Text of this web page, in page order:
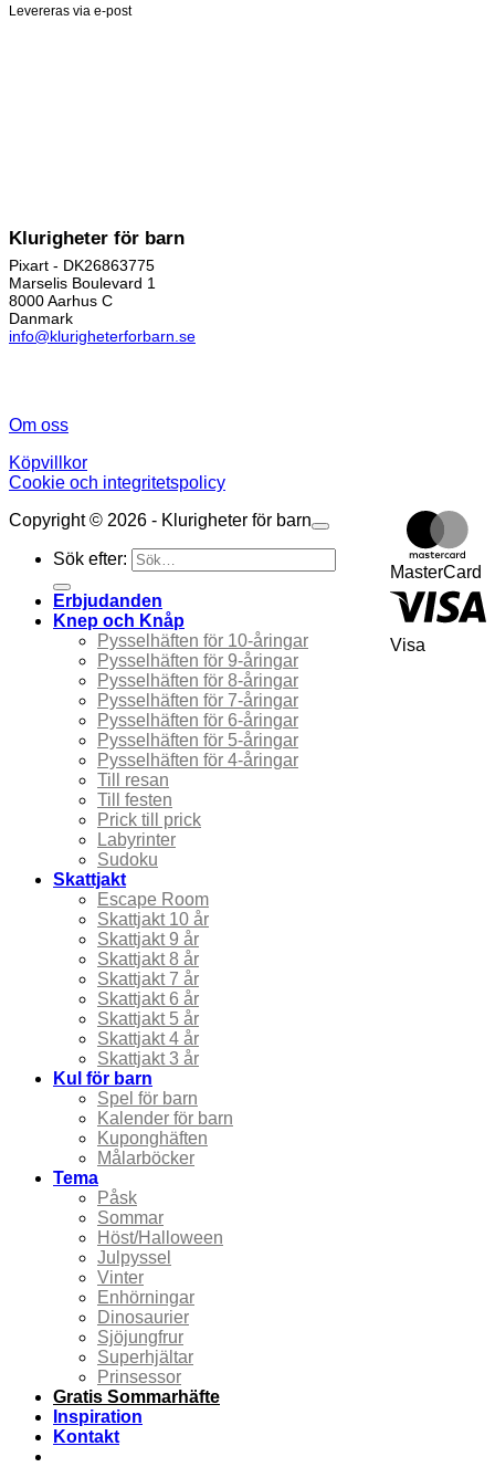
Levereras via e-post
Klurigheter för barn
Pixart - DK26863775
Marselis Boulevard 1
8000 Aarhus C
Danmark
info@klurigheterforbarn.se
Om oss
Köpvillkor
Cookie och integritetspolicy
MasterCard
Visa
Copyright © 2026 - Klurigheter för barn
Sök efter:
Erbjudanden
Knep och Knåp
Pysselhäften för 10-åringar
Pysselhäften för 9-åringar
Pysselhäften för 8-åringar
Pysselhäften för 7-åringar
Pysselhäften för 6-åringar
Pysselhäften för 5-åringar
Pysselhäften för 4-åringar
Till resan
Till festen
Prick till prick
Labyrinter
Sudoku
Skattjakt
Escape Room
Skattjakt 10 år
Skattjakt 9 år
Skattjakt 8 år
Skattjakt 7 år
Skattjakt 6 år
Skattjakt 5 år
Skattjakt 4 år
Skattjakt 3 år
Kul för barn
Spel för barn
Kalender för barn
Kuponghäften
Målarböcker
Tema
Påsk
Sommar
Höst/Halloween
Julpyssel
Vinter
Enhörningar
Dinosaurier
Sjöjungfrur
Superhjältar
Prinsessor
Gratis Sommarhäfte
Inspiration
Kontakt